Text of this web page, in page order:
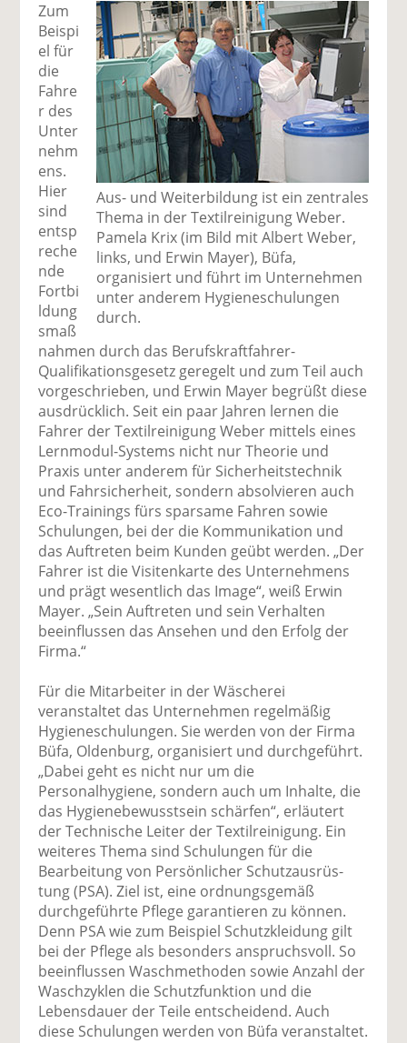
Aus- und Weiterbildung ist ein zentrales
Thema in der Textilreinigung Weber.
Pamela Krix (im Bild mit Albert Weber,
links, und Erwin Mayer), Büfa,
organisiert und führt im Unternehmen
unter anderem Hygieneschulungen
durch.
Zum
Beispi
el für
die
Fahre
r des
Unter
nehm
ens.
Hier
sind
entsp
reche
nde
Fortbi
ldung
smaß
nahmen durch das Berufskraftfahrer-
Qualifikationsgesetz geregelt und zum Teil auch
vorgeschrieben, und Erwin Mayer begrüßt diese
ausdrücklich. Seit ein paar Jahren lernen die
Fahrer der Textilreinigung Weber mittels eines
Lernmodul-Systems nicht nur Theorie und
Praxis unter anderem für Sicherheitstechnik
und Fahrsicherheit, sondern absolvieren auch
Eco-Trainings fürs sparsame Fahren sowie
Schulungen, bei der die Kommunikation und
das Auftreten beim Kunden geübt werden. „Der
Fahrer ist die Visitenkarte des Unternehmens
und prägt wesentlich das Image“, weiß Erwin
Mayer. „Sein Auftreten und sein Verhalten
beeinflussen das Ansehen und den Erfolg der
Firma.“
Für die Mitarbeiter in der Wäscherei
veranstaltet das Unternehmen regelmäßig
Hygieneschulungen. Sie werden von der Firma
Büfa, Oldenburg, organisiert und durchgeführt.
„Dabei geht es nicht nur um die
Personalhygiene, sondern auch um Inhalte, die
das Hygienebewusstsein schärfen“, erläutert
der Technische Leiter der Textilreinigung. Ein
weiteres Thema sind Schulungen für die
Bearbeitung von Persönlicher Schutzausrüs­
tung (PSA). Ziel ist, eine ordnungsgemäß
durchgeführte Pflege garantieren zu können.
Denn PSA wie zum Beispiel Schutzkleidung gilt
bei der Pflege als besonders anspruchsvoll. So
beeinflussen Waschmethoden sowie Anzahl der
Waschzyklen die Schutzfunktion und die
Lebensdauer der Teile entscheidend. Auch
diese Schulungen werden von Büfa veranstaltet.